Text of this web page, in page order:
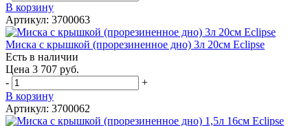
В корзину
Артикул: 3700063
Миска с крышкой (прорезиненное дно) 3л 20см Eclipse
Есть в наличии
Цена 3 707 руб.
-
+
В корзину
Артикул: 3700062